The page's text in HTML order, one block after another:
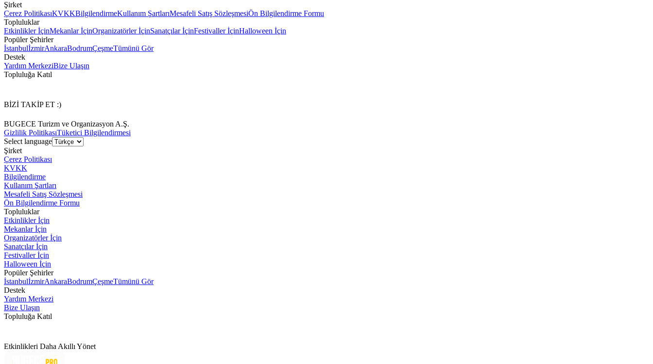
Şirket
Çerez PolitikasıKVKKBilgilendirmeKullanım ŞartlarıMesafeli Satış SözleşmesiÖn Bilgilendirme Formu
Topluluklar
Etkinlikler İçinMekanlar İçinOrganizatörler İçinSanatçılar İçinFestivaller İçinHalloween İçin
Popüler Şehirler
İstanbulİzmirAnkaraBodrumÇeşmeTümünü Gör
Destek
Yardım MerkeziBize Ulaşın
Topluluğa Katıl
BİZİ TAKİP ET :)
BUGECE Turizm ve Organizasyon A.Ş.
Gizlilik PolitikasıTüketici Bilgilendirmesi
Select language
Şirket
Çerez Politikası
KVKK
Bilgilendirme
Kullanım Şartları
Mesafeli Satış Sözleşmesi
Ön Bilgilendirme Formu
Topluluklar
Etkinlikler İçin
Mekanlar İçin
Organizatörler İçin
Sanatçılar İçin
Festivaller İçin
Halloween İçin
Popüler Şehirler
İstanbulİzmirAnkaraBodrumÇeşmeTümünü Gör
Destek
Yardım Merkezi
Bize Ulaşın
Topluluğa Katıl
Etkinlikleri Daha Akıllı Yönet